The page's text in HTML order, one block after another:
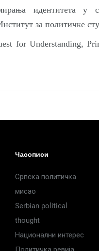
идентитета у
за политичке
for Understanding,
Часописи
Српска политичка
мисао
Serbian political
thought
Национални интерес